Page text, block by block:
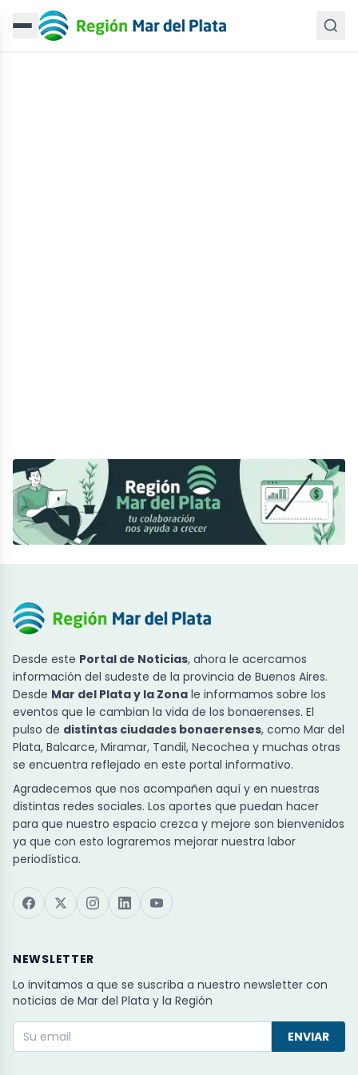
Desde este Portal de Noticias, ahora le acercamos
información del sudeste de la provincia de Buenos Aires.
Desde Mar del Plata y la Zona le informamos sobre los
eventos que le cambian la vida de los bonaerenses. El
pulso de distintas ciudades bonaerenses, como Mar del
Plata, Balcarce, Miramar, Tandil, Necochea y muchas otras
se encuentra reflejado en este portal informativo.
Agradecemos que nos acompañen aquí y en nuestras
distintas redes sociales. Los aportes que puedan hacer
para que nuestro espacio crezca y mejore son bienvenidos
ya que con esto lograremos mejorar nuestra labor
periodística.
NEWSLETTER
Lo invitamos a que se suscriba a nuestro newsletter con
noticias de Mar del Plata y la Región
ENVIAR